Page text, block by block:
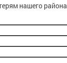
нашего